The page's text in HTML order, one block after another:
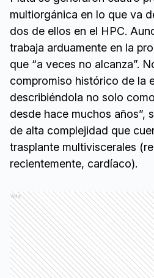
multiorgánica en lo que va
dos de ellos en el HPC.
trabaja arduamente en la
que “a veces no alcanza”.
compromiso histórico de la
describiéndola no solo
desde hace muchos años”,
de alta complejidad que
trasplante multiviscerales
recientemente, cardíaco).
Ads